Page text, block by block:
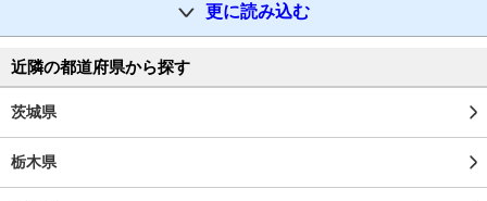
更に読み込む
近隣の都道府県から探す
茨城県
栃木県